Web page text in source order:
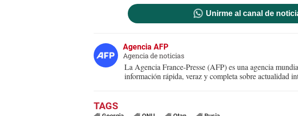
Unirme al canal de
Agencia AFP
Agencia de noticias
La Agencia France-Presse (AFP) es una agencia
información rápida, veraz y completa sobre actualidad